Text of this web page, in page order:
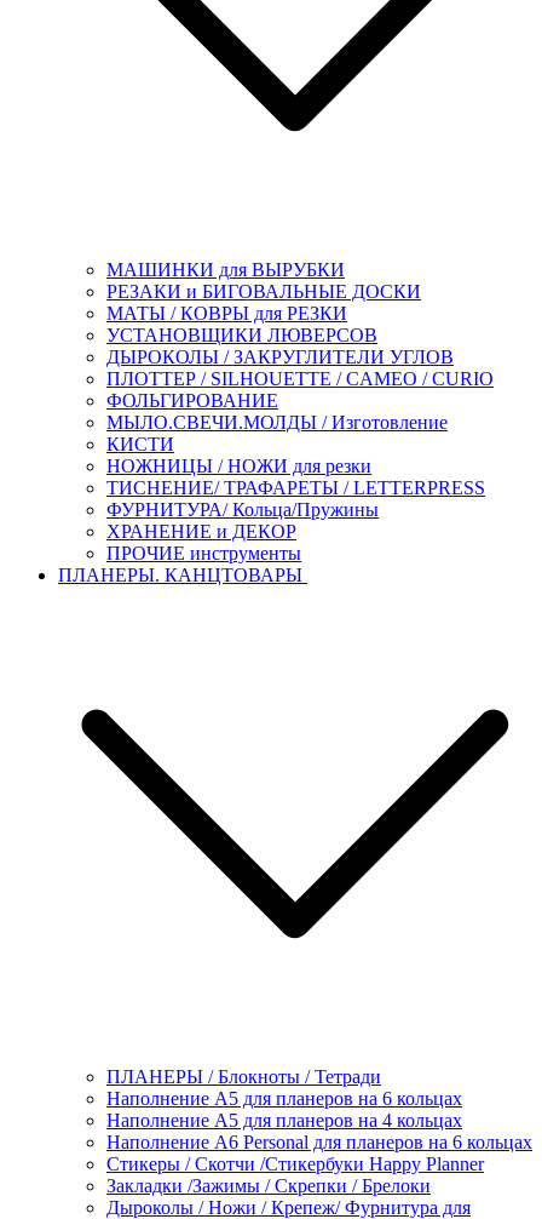
МАШИНКИ для ВЫРУБКИ
РЕЗАКИ и БИГОВАЛЬНЫЕ ДОСКИ
МАТЫ / КОВРЫ для РЕЗКИ
УСТАНОВЩИКИ ЛЮВЕРСОВ
ДЫРОКОЛЫ / ЗАКРУГЛИТЕЛИ УГЛОВ
ПЛОТТЕР / SILHOUETTE / CAMEO / CURIO
ФОЛЬГИРОВАНИЕ
МЫЛО.СВЕЧИ.МОЛДЫ / Изготовление
КИСТИ
НОЖНИЦЫ / НОЖИ для резки
ТИСНЕНИЕ/ ТРАФАРЕТЫ / LETTERPRESS
ФУРНИТУРА/ Кольца/Пружины
ХРАНЕНИЕ и ДЕКОР
ПРОЧИЕ инструменты
ПЛАНЕРЫ. КАНЦТОВАРЫ
ПЛАНЕРЫ / Блокноты / Тетради
Наполнение А5 для планеров на 6 кольцах
Наполнение А5 для планеров на 4 кольцах
Наполнение А6 Personal для планеров на 6 кольцах
Стикеры / Скотчи /Стикербуки Happy Planner
Закладки /Зажимы / Скрепки / Брелоки
Дыроколы / Ножи / Крепеж/ Фурнитура для